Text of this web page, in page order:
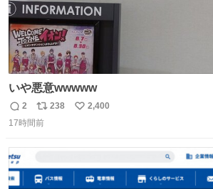
いや悪意wwwww
返
信
2
リ
ポ
数
238
い
2,400
17時間前